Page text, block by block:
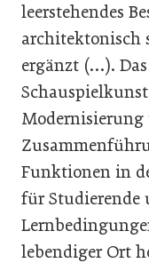
leerstehendes
architektonisch
ergänzt (…).
Funktionen in
für Studierende
lebendiger Ort